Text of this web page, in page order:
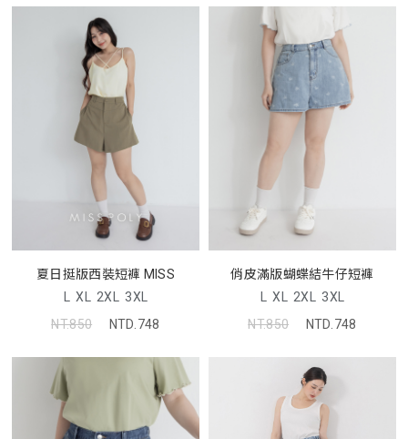
夏日挺版西裝短褲 MISS
L XL 2XL 3XL
NT.850
NTD.748
俏皮滿版蝴蝶結牛仔短褲
L XL 2XL 3XL
NT.850
NTD.748